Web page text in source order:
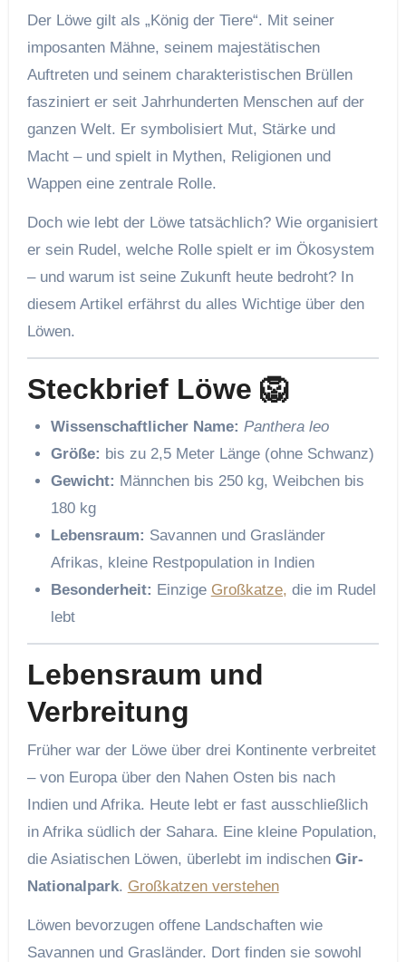
Der Löwe gilt als „König der Tiere“. Mit seiner
imposanten Mähne, seinem majestätischen
Auftreten und seinem charakteristischen Brüllen
fasziniert er seit Jahrhunderten Menschen auf der
ganzen Welt. Er symbolisiert Mut, Stärke und
Macht – und spielt in Mythen, Religionen und
Wappen eine zentrale Rolle.
Doch wie lebt der Löwe tatsächlich? Wie organisiert
er sein Rudel, welche Rolle spielt er im Ökosystem
– und warum ist seine Zukunft heute bedroht? In
diesem Artikel erfährst du alles Wichtige über den
Löwen.
Steckbrief Löwe 🦁
Wissenschaftlicher Name: Panthera leo
Größe: bis zu 2,5 Meter Länge (ohne Schwanz)
Gewicht: Männchen bis 250 kg, Weibchen bis
180 kg
Lebensraum: Savannen und Grasländer
Afrikas, kleine Restpopulation in Indien
Besonderheit: Einzige Großkatze, die im Rudel
lebt
Lebensraum und
Verbreitung
Früher war der Löwe über drei Kontinente verbreitet
– von Europa über den Nahen Osten bis nach
Indien und Afrika. Heute lebt er fast ausschließlich
in Afrika südlich der Sahara. Eine kleine Population,
die Asiatischen Löwen, überlebt im indischen Gir-
Nationalpark. Großkatzen verstehen
Löwen bevorzugen offene Landschaften wie
Savannen und Grasländer. Dort finden sie sowohl